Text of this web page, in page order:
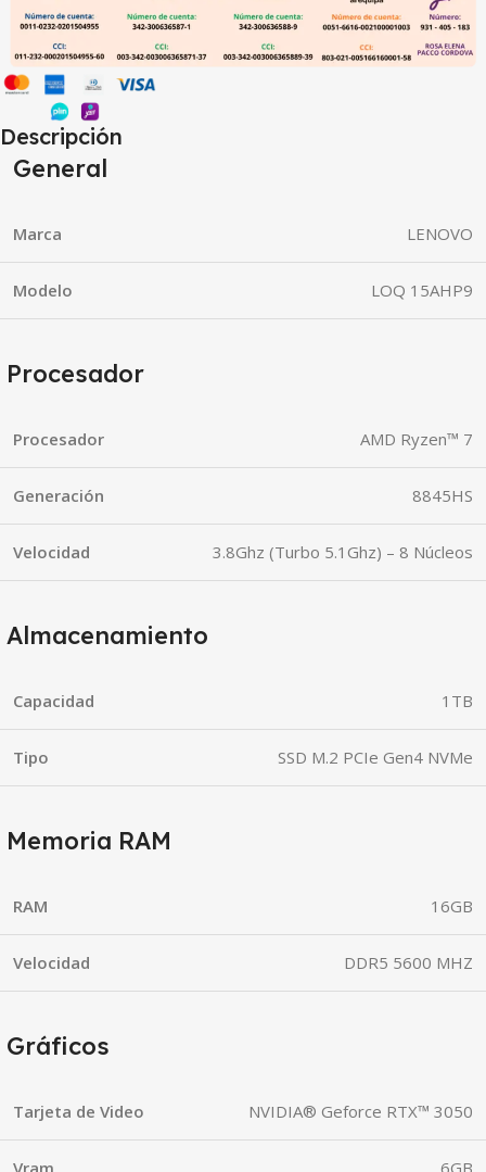
Descripción
General
Marca LENOVO
Modelo LOQ 15AHP9
Procesador
Procesador AMD Ryzen™ 7
Generación 8845HS
Velocidad 3.8Ghz (Turbo 5.1Ghz) – 8 Núcleos
Almacenamiento
Capacidad 1TB
Tipo SSD M.2 PCIe Gen4 NVMe
Memoria RAM
RAM 16GB
Velocidad DDR5 5600 MHZ
Gráficos
Tarjeta de Video NVIDIA® Geforce RTX™ 3050
Vram 6GB